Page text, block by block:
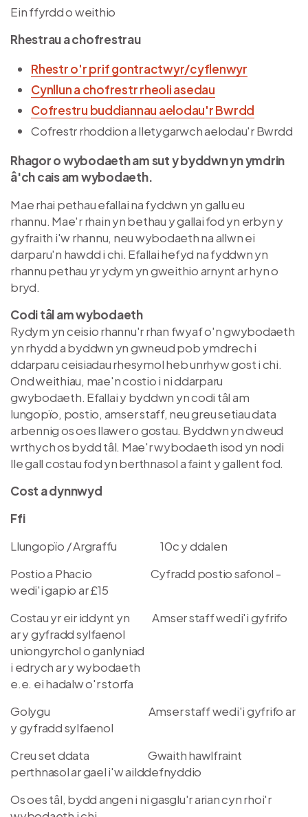
Ein ffyrdd o weithio
Rhestrau a chofrestrau
Rhestr o'r prif gontractwyr/cyflenwyr
Cynllun a chofrestr rheoli asedau
Cofrestru buddiannau aelodau'r Bwrdd
Cofrestr rhoddion a lletygarwch aelodau'r Bwrdd
Rhagor o wybodaeth am sut y byddwn yn ymdrin
â'ch cais am wybodaeth.
Mae rhai pethau efallai na fyddwn yn gallu eu
rhannu. Mae'r rhain yn bethau y gallai fod yn erbyn y
gyfraith i'w rhannu, neu wybodaeth na allwn ei
darparu'n hawdd i chi. Efallai hefyd na fyddwn yn
rhannu pethau yr ydym yn gweithio arnynt ar hyn o
bryd.
Codi tâl am wybodaeth
Rydym yn ceisio rhannu'r rhan fwyaf o'n gwybodaeth
yn rhydd a byddwn yn gwneud pob ymdrech i
ddarparu ceisiadau rhesymol heb unrhyw gost i chi.
Ond weithiau, mae'n costio i ni ddarparu
gwybodaeth. Efallai y byddwn yn codi tâl am
lungopïo, postio, amser staff, neu greu setiau data
arbennig os oes llawer o gostau. Byddwn yn dweud
wrthych os bydd tâl. Mae'r wybodaeth isod yn nodi
lle gall costau fod yn berthnasol a faint y gallent fod.
Cost a dynnwyd
Ffi
Llungopïo / Argraffu
10c y ddalen
Postio a Phacio Cyfradd postio safonol -
wedi'i gapio ar £15
Costau yr eir iddynt yn Amser staff wedi'i gyfrifo
ar y gyfradd sylfaenol
uniongyrchol o ganlyniad
i edrych ar y wybodaeth
e.e. ei hadalw o'r storfa
Golygu Amser staff wedi'i gyfrifo ar
y gyfradd sylfaenol
Creu set ddata Gwaith hawlfraint
perthnasol ar gael i'w ailddefnyddio
Os oes tâl, bydd angen i ni gasglu'r arian cyn rhoi'r